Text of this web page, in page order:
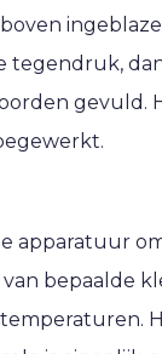
tegendruk,
apparatuur
bepaalde